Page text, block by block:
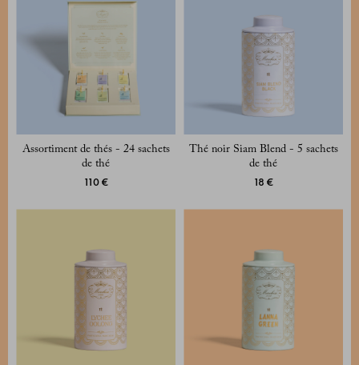
Assortiment de thés - 24 sachets
de thé
110 €
Thé noir Siam Blend - 5 sachets
de thé
18 €